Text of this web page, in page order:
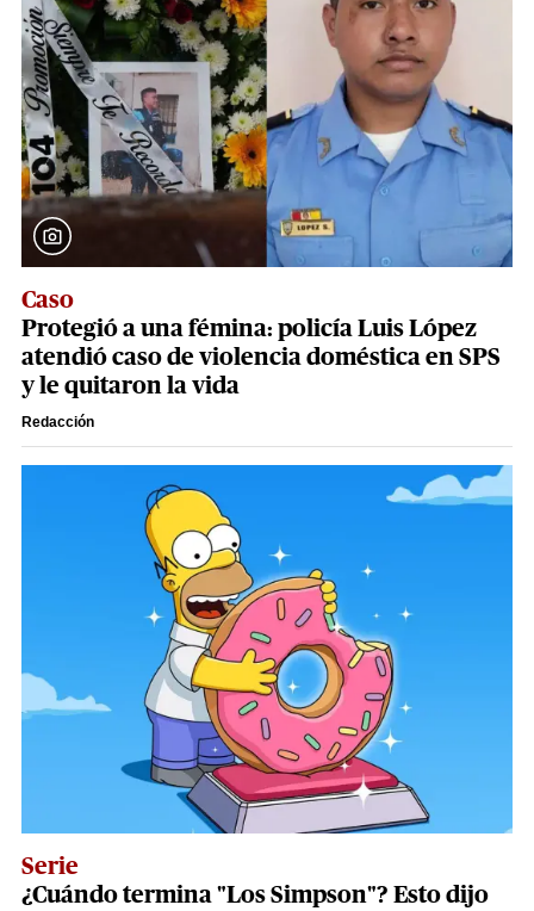
Caso
Protegió a una fémina: policía Luis López
atendió caso de violencia doméstica en SPS
y le quitaron la vida
Redacción
Serie
¿Cuándo termina "Los Simpson"? Esto dijo